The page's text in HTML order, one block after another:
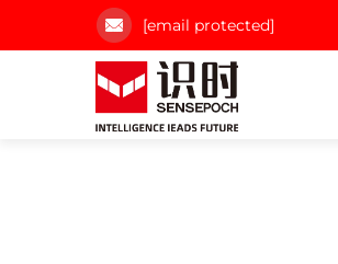
[email protected]